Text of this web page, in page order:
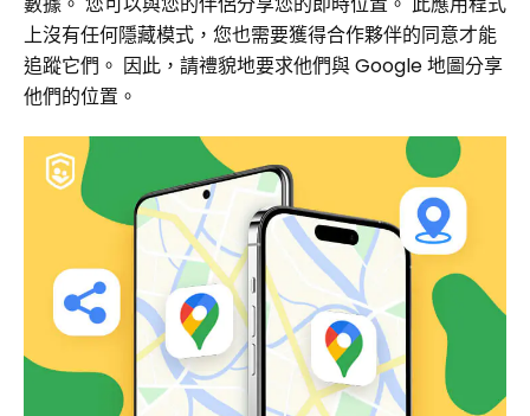
上沒有任何隱藏模式，您也需要獲得合作夥伴的同意才能
追蹤它們。 因此，請禮貌地要求他們與 Google 地圖分享
他們的位置。